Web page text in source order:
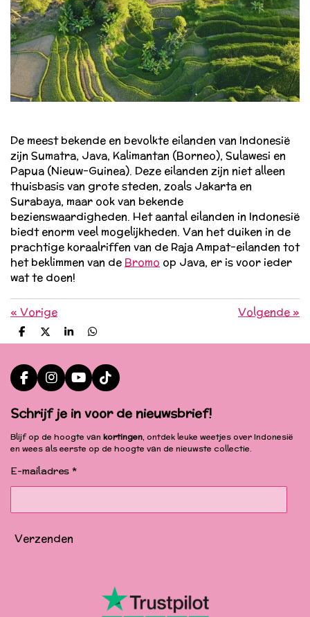
De meest bekende en bevolkte eilanden van Indonesië
zijn Sumatra, Java, Kalimantan (Borneo), Sulawesi en
Papua (Nieuw-Guinea). Deze eilanden zijn niet alleen
thuisbasis van grote steden, zoals Jakarta en
Surabaya, maar ook van bekende
bezienswaardigheden. Het aantal eilanden in Indonesië
biedt enorm veel mogelijkheden. Van het duiken in de
prachtige koraalriffen van de Raja Ampat-eilanden tot
het beklimmen van de Bromo op Java, er is voor ieder
wat te doen!
« Vorige Volgende»
D
e
e
n
D
e
l
S
h
r
e
D
e
e
n
F
a
c
e
b
o
k
I
n
s
t
a
g
a
Y
o
u
T
u
b
T
i
k
T
o
k
Schrijf je in voor de nieuwsbrief!
Blijf op de hoogte van kortingen, ontdek leuke weetjes over Indonesië
en wees als eerste op de hoogte van de nieuwste collectie.
E-mailadres *
Verzenden